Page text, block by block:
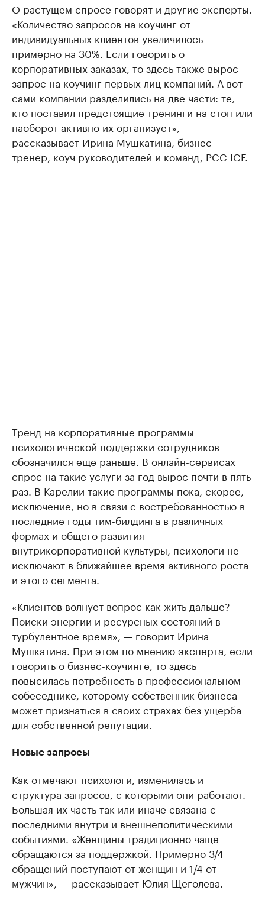
О растущем спросе говорят и другие эксперты.
«Количество запросов на коучинг от
индивидуальных клиентов увеличилось
примерно на 30%. Если говорить о
корпоративных заказах, то здесь также вырос
запрос на коучинг первых лиц компаний. А вот
сами компании разделились на две части: те,
кто поставил предстоящие тренинги на стоп или
наоборот активно их организует», —
рассказывает Ирина Мушкатина, бизнес-
тренер, коуч руководителей и команд, PCC ICF.
Тренд на корпоративные программы
психологической поддержки сотрудников
обозначился еще раньше. В онлайн-сервисах
спрос на такие услуги за год вырос почти в пять
раз. В Карелии такие программы пока, скорее,
исключение, но в связи с востребованностью в
последние годы тим-билдинга в различных
формах и общего развития
внутрикорпоративной культуры, психологи не
исключают в ближайшее время активного роста
и этого сегмента.
«Клиентов волнует вопрос как жить дальше?
Поиски энергии и ресурсных состояний в
турбулентное время», — говорит Ирина
Мушкатина. При этом по мнению эксперта, если
говорить о бизнес-коучинге, то здесь
повысилась потребность в профессиональном
собеседнике, которому собственник бизнеса
может признаться в своих страхах без ущерба
для собственной репутации.
Новые запросы
Как отмечают психологи, изменилась и
структура запросов, с которыми они работают.
Большая их часть так или иначе связана с
последними внутри и внешнеполитическими
событиями. «Женщины традиционно чаще
обращаются за поддержкой. Примерно 3/4
обращений поступают от женщин и 1/4 от
мужчин», — рассказывает Юлия Щеголева.